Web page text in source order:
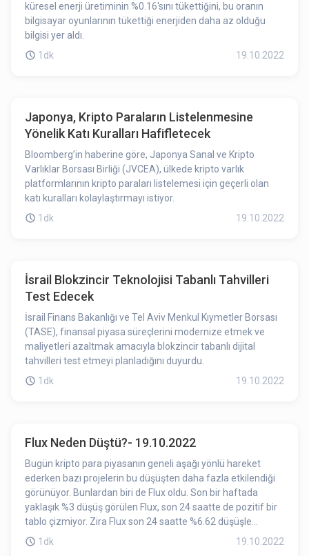
küresel enerji üretiminin %0.16'sını tükettiğini, bu oranın
bilgisayar oyunlarının tükettiği enerjiden daha az olduğu
bilgisi yer aldı.
1dk
19.10.2022
Japonya, Kripto Paraların Listelenmesine
Yönelik Katı Kuralları Hafifletecek
Bloomberg’in haberine göre, Japonya Sanal ve Kripto
Varlıklar Borsası Birliği (JVCEA), ülkede kripto varlık
platformlarının kripto paraları listelemesi için geçerli olan
katı kuralları kolaylaştırmayı istiyor.
1dk
19.10.2022
İsrail Blokzincir Teknolojisi Tabanlı Tahvilleri
Test Edecek
İsrail Finans Bakanlığı ve Tel Aviv Menkul Kıymetler Borsası
(TASE), finansal piyasa süreçlerini modernize etmek ve
maliyetleri azaltmak amacıyla blokzincir tabanlı dijital
tahvilleri test etmeyi planladığını duyurdu.
1dk
19.10.2022
Flux Neden Düştü?- 19.10.2022
Bugün kripto para piyasanın geneli aşağı yönlü hareket
ederken bazı projelerin bu düşüşten daha fazla etkilendiği
görünüyor. Bunlardan biri de Flux oldu. Son bir haftada
yaklaşık %3 düşüş görülen Flux, son 24 saatte de pozitif bir
tablo çizmiyor. Zira Flux son 24 saatte %6.62 düşüşle
yaklaşık 13.5 TL’den işlem görüyor.
1dk 19.10.2022